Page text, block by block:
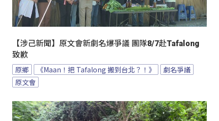
【涉己新聞】原文會新劇名爆爭議 團隊8/7赴Tafalong
致歉
原鄉 《Maan！把 Tafalong 搬到台北？！》
劇名爭議
原文會